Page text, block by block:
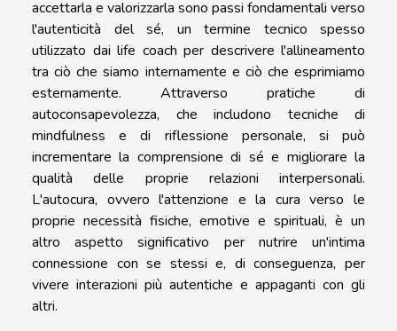
accettarla e valorizzarla sono passi fondamentali verso
l'autenticità del sé, un termine tecnico spesso
utilizzato dai life coach per descrivere l'allineamento
tra ciò che siamo internamente e ciò che esprimiamo
esternamente. Attraverso pratiche di
autoconsapevolezza, che includono tecniche di
mindfulness e di riflessione personale, si può
incrementare la comprensione di sé e migliorare la
qualità delle proprie relazioni interpersonali.
L'autocura, ovvero l'attenzione e la cura verso le
proprie necessità fisiche, emotive e spirituali, è un
altro aspetto significativo per nutrire un'intima
connessione con se stessi e, di conseguenza, per
vivere interazioni più autentiche e appaganti con gli
altri.